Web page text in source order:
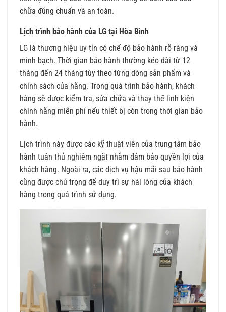
chữa đúng chuẩn và an toàn.
Lịch trình bảo hành của LG tại Hòa Bình
LG là thương hiệu uy tín có chế độ bảo hành rõ ràng và
minh bạch. Thời gian bảo hành thường kéo dài từ 12
tháng đến 24 tháng tùy theo từng dòng sản phẩm và
chính sách của hãng. Trong quá trình bảo hành, khách
hàng sẽ được kiểm tra, sửa chữa và thay thế linh kiện
chính hãng miễn phí nếu thiết bị còn trong thời gian bảo
hành.
Lịch trình này được các kỹ thuật viên của trung tâm bảo
hành tuân thủ nghiêm ngặt nhằm đảm bảo quyền lợi của
khách hàng. Ngoài ra, các dịch vụ hậu mãi sau bảo hành
cũng được chú trọng để duy trì sự hài lòng của khách
hàng trong quá trình sử dụng.